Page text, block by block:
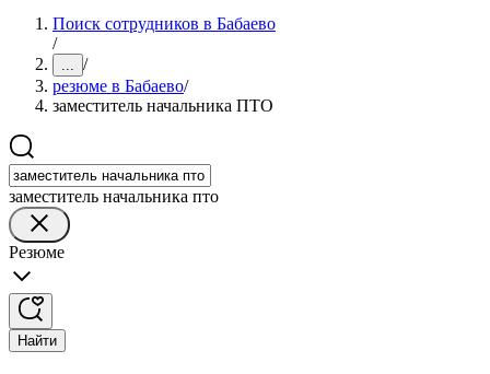
Поиск сотрудников в Бабаево
/
... /
резюме в Бабаево/
заместитель начальника ПТО
заместитель начальника пто
Резюме
Найти